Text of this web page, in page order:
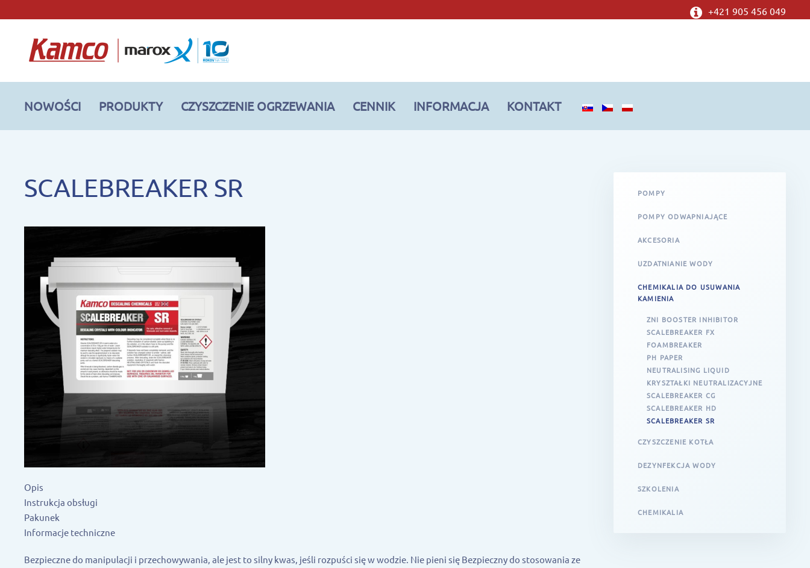
+421 905 456 049
NOWOŚCI PRODUKTY CZYSZCZENIE OGRZEWANIA CENNIK INFORMACJA KONTAKT
SCALEBREAKER SR
Opis
Instrukcja obsługi
Pakunek
Informacje techniczne
Bezpieczne do manipulacji i przechowywania, ale jest to silny kwas, jeśli rozpuści się w wodzie. Nie pieni się Bezpieczny do stosowania ze
POMPY
POMPY ODWAPNIAJĄCE
AKCESORIA
UZDATNIANIE WODY
CHEMIKALIA DO USUWANIA
KAMIENIA
ZNI BOOSTER INHIBITOR
SCALEBREAKER FX
FOAMBREAKER
PH PAPER
NEUTRALISING LIQUID
KRYSZTAŁKI NEUTRALIZACYJNE
SCALEBREAKER CG
SCALEBREAKER HD
SCALEBREAKER SR
CZYSZCZENIE KOTŁA
DEZYNFEKCJA WODY
SZKOLENIA
CHEMIKALIA